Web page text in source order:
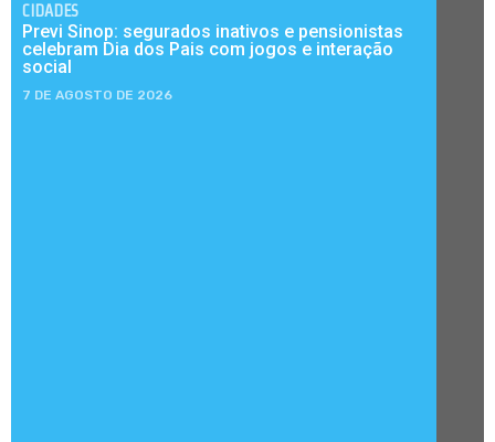
CIDADES
Previ Sinop: segurados inativos e pensionistas
celebram Dia dos Pais com jogos e interação
social
7 DE AGOSTO DE 2026